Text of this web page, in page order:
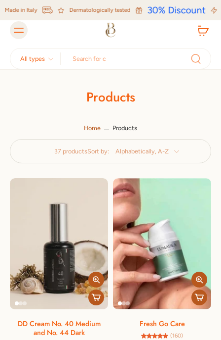
in Italy Dermatologically tested 30% Discount
All types
Products
Home Products
37 productsSort by:
DD Cream No. 40 Medium
and No. 44 Dark
Fresh Go Care
(160)